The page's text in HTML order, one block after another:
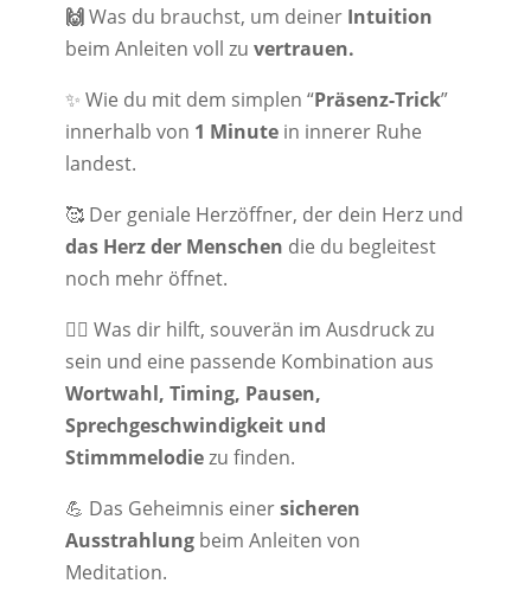
🙌Was du brauchst, um deiner Intuition
beim Anleiten voll zu vertrauen.
✨ Wie du mit dem simplen “Präsenz-Trick”
innerhalb von 1 Minutein innerer Ruhe
landest.
🥰 Der geniale Herzöffner, der dein Herz und
das Herz der Menschen die du begleitest
noch mehr öffnet.
🧘‍♀️ Was dir hilft, souverän im Ausdruck zu
sein und eine passende Kombination aus
Wortwahl, Timing, Pausen,
Sprechgeschwindigkeit und
Stimmmelodiezu finden.
💪 Das Geheimnis einersicheren
Ausstrahlungbeim Anleiten von
Meditation.